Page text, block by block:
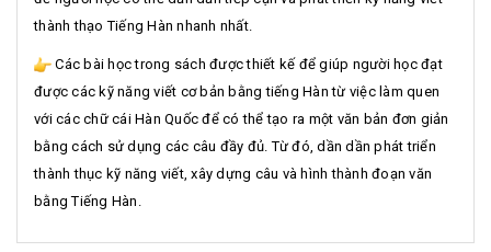
thành thạo Tiếng Hàn nhanh nhất.
Các bài học trong sách được thiết kế để giúp người học đạt
được các kỹ năng viết cơ bản bằng tiếng Hàn từ việc làm quen
với các chữ cái Hàn Quốc để có thể tạo ra một văn bản đơn giản
bằng cách sử dụng các câu đầy đủ. Từ đó, dần dần phát triển
thành thục kỹ năng viết, xây dựng câu và hình thành đoạn văn
bằng Tiếng Hàn.